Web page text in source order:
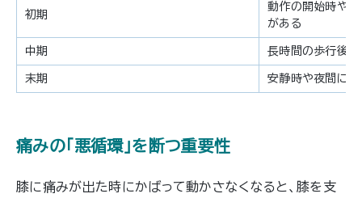
初期
動作の開始時や、
がある
中期 長時間の歩行後、
末期 安静時や夜間に
痛みの「悪循環」を断つ重要性
膝に痛みが出た時にかばって動かさなくなると、膝を支